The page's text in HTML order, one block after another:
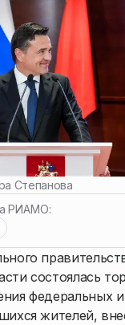
Степанова
РИАМО:
состоялась
федеральных
жителей,